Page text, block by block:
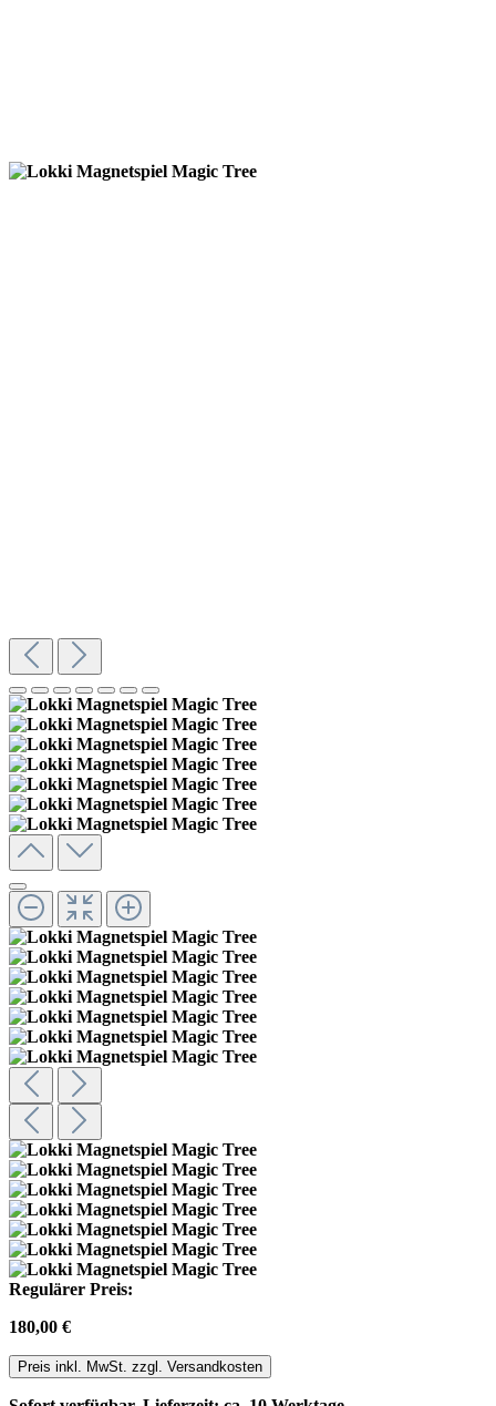
Regulärer Preis:
180,00 €
Preis inkl. MwSt. zzgl. Versandkosten